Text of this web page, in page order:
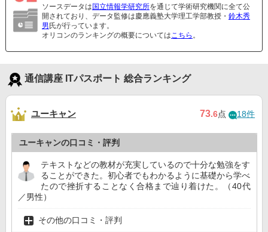
ソースデータは 国立情報学研究所を通じて学術研究機関に全て公
開されており、データ監修は慶應義塾大学理工学部教授・ 鈴木秀
男 氏が行っています。
オリコンのランキングの概要についてはこちら 。
通信講座 ITパスポート 総合ランキング
ユーキャン 73.6点 18件
ユーキャンの口コミ・評判
テキストなどの教材が充実しているので十分な勉強をす
ることができた。初心者でもわかるように基礎から学べ
たので挫折することなく合格まで辿り着けた。（40代
／男性）
その他の口コミ・評判